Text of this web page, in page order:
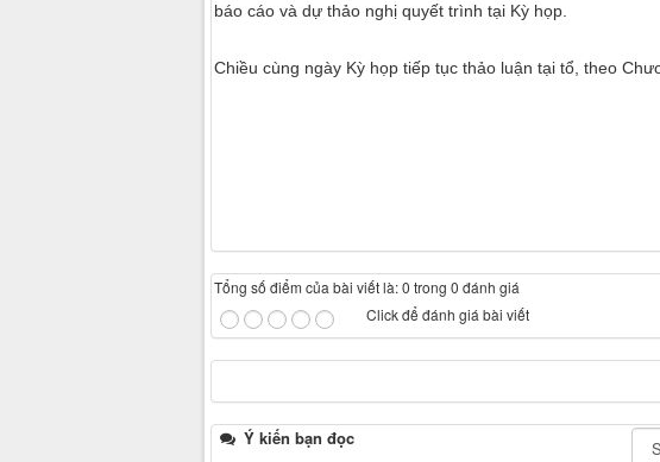
báo cáo và dự thảo nghị quyết trình tại Kỳ họp.
Chiều cùng ngày Kỳ họp tiếp tục thảo luận tại tổ, theo
Tổng số điểm của bài viết là: 0 trong 0 đánh giá
Click để đánh giá bài viết
Ý kiến bạn đọc